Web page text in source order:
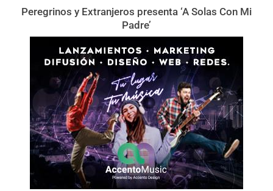
Peregrinos y Extranjeros presenta ‘A Solas Con Mi
Padre’